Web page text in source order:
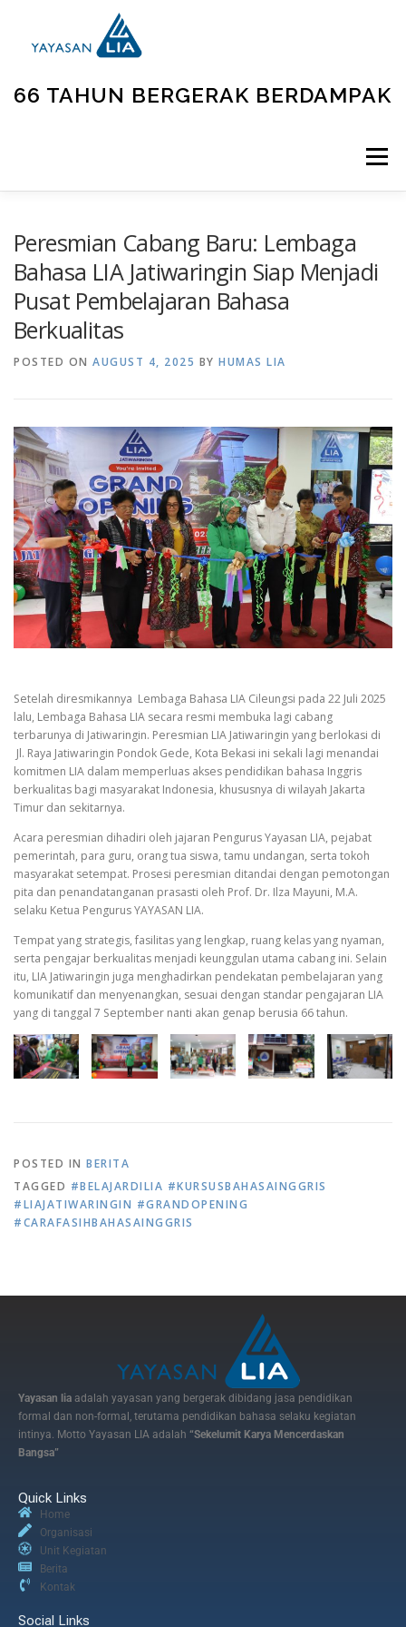
66 TAHUN BERGERAK BERDAMPAK
Menu
GALLERY BERITA KONTAK
Peresmian Cabang Baru: Lembaga
Bahasa LIA Jatiwaringin Siap Menjadi
Pusat Pembelajaran Bahasa
Berkualitas
POSTED ON AUGUST 4, 2025 BY HUMAS LIA
Setelah diresmikannya Lembaga Bahasa LIA Cileungsi pada 22 Juli 2025
lalu, Lembaga Bahasa LIA secara resmi membuka lagi cabang
terbarunya di Jatiwaringin. Peresmian LIA Jatiwaringin yang berlokasi di
Jl. Raya Jatiwaringin Pondok Gede, Kota Bekasi ini sekali lagi menandai
komitmen LIA dalam memperluas akses pendidikan bahasa Inggris
berkualitas bagi masyarakat Indonesia, khususnya di wilayah Jakarta
Timur dan sekitarnya.
Acara peresmian dihadiri oleh jajaran Pengurus Yayasan LIA, pejabat
pemerintah, para guru, orang tua siswa, tamu undangan, serta tokoh
masyarakat setempat. Prosesi peresmian ditandai dengan pemotongan
pita dan penandatanganan prasasti oleh Prof. Dr. Ilza Mayuni, M.A.
selaku Ketua Pengurus YAYASAN LIA.
Tempat yang strategis, fasilitas yang lengkap, ruang kelas yang nyaman,
serta pengajar berkualitas menjadi keunggulan utama cabang ini. Selain
itu, LIA Jatiwaringin juga menghadirkan pendekatan pembelajaran yang
komunikatif dan menyenangkan, sesuai dengan standar pengajaran LIA
yang di tanggal 7 September nanti akan genap berusia 66 tahun.
POSTED IN BERITA
TAGGED #BELAJARDILIA #KURSUSBAHASAINGGRIS
#LIAJATIWARINGIN #GRANDOPENING
#CARAFASIHBAHASAINGGRIS
Yayasan lia adalah yayasan yang bergerak dibidang jasa pendidikan
formal dan non-formal, terutama pendidikan bahasa selaku kegiatan
intinya. Motto Yayasan LIA adalah “Sekelumit Karya Mencerdaskan
Bangsa”
Quick Links
Home
Organisasi
Unit Kegiatan
Berita
Kontak
Social Links